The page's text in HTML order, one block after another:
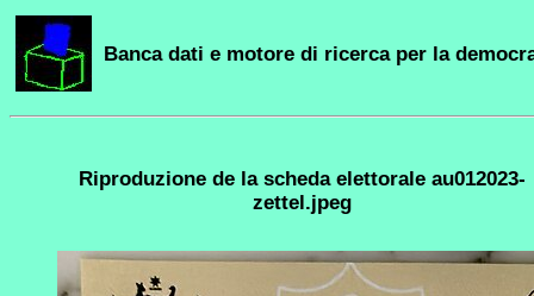
Banca dati e motore di ricerca per la
Riproduzione de la scheda elettorale au012023-
zettel.jpeg